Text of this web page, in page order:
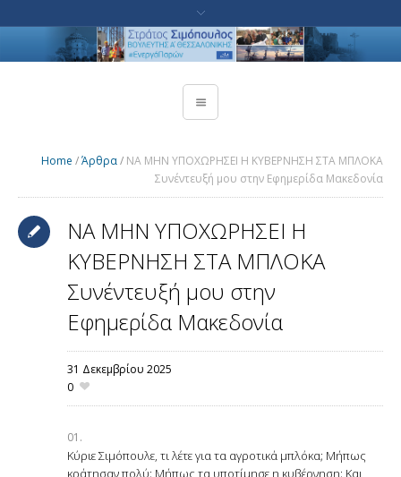
Home /Άρθρα/ ΝΑ ΜΗΝ ΥΠΟΧΩΡΗΣΕΙ Η ΚΥΒΕΡΝΗΣΗ ΣΤΑ ΜΠΛΟΚΑ
Συνέντευξή μου στην Εφημερίδα Μακεδονία
ΝΑ ΜΗΝ ΥΠΟΧΩΡΗΣΕΙ Η
ΚΥΒΕΡΝΗΣΗ ΣΤΑ ΜΠΛΟΚΑ
Συνέντευξή μου στην
Εφημερίδα Μακεδονία
31 Δεκεμβρίου 2025
0
Κύριε Σιμόπουλε, τι λέτε για τα αγροτικά μπλόκα; Μήπως